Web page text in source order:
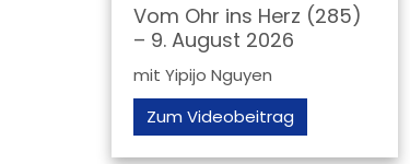
Vom Ohr ins Herz (285)
– 9. August 2026
mit Yipijo Nguyen
Zum Videobeitrag